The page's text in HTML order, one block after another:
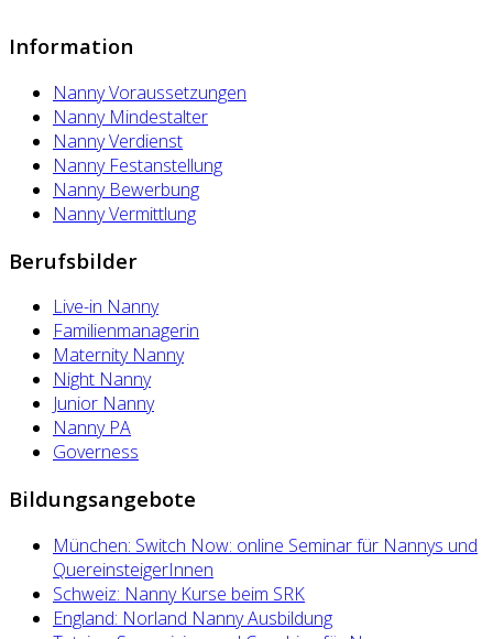
Information
Nanny Voraussetzungen
Nanny Mindestalter
Nanny Verdienst
Nanny Festanstellung
Nanny Bewerbung
Nanny Vermittlung
Berufsbilder
Live-in Nanny
Familienmanagerin
Maternity Nanny
Night Nanny
Junior Nanny
Nanny PA
Governess
Bildungsangebote
München: Switch Now: online Seminar für Nannys und
QuereinsteigerInnen
Schweiz: Nanny Kurse beim SRK
England: Norland Nanny Ausbildung